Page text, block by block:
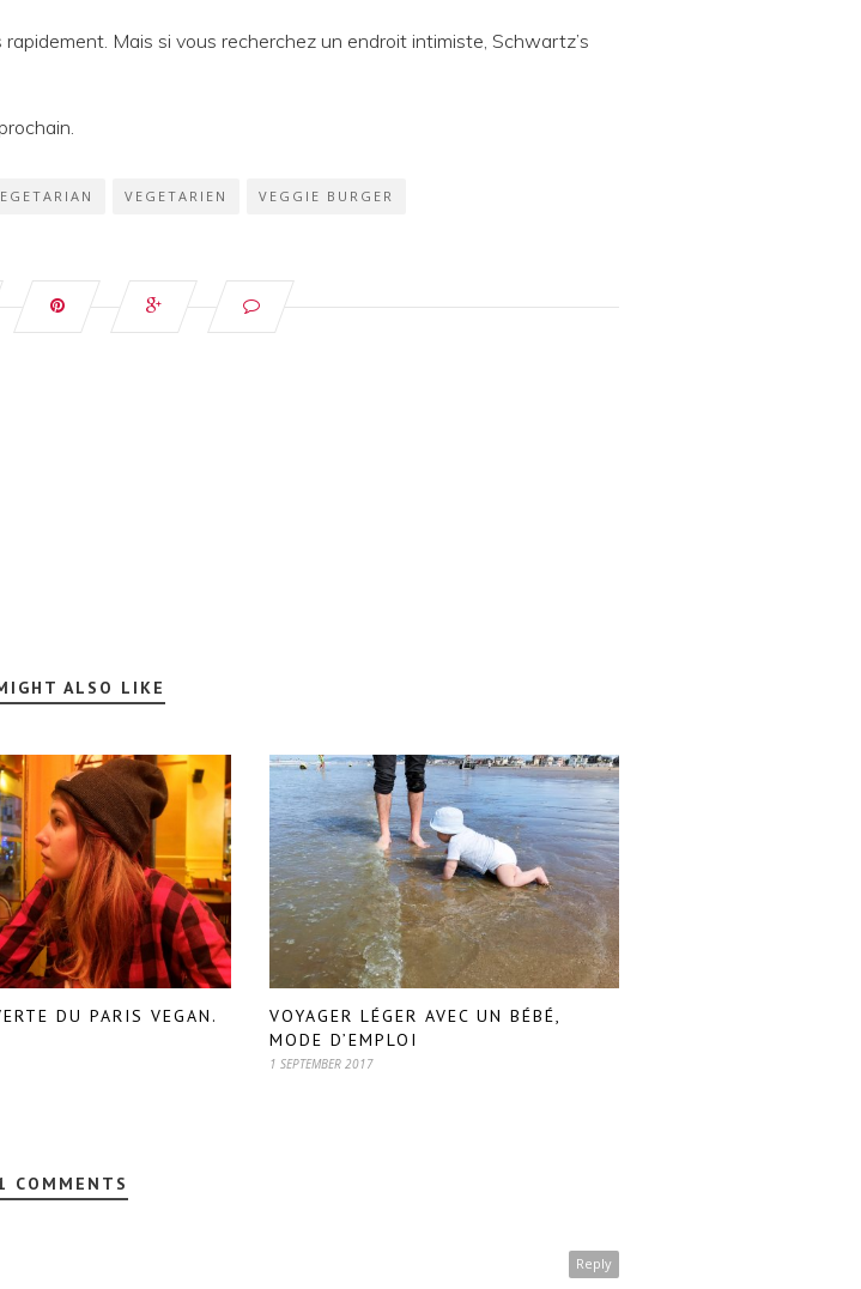
Mais si vous recherchez un endroit intimiste, Schwartz’s
VEGETARIEN VEGGIE BURGER
ALSO LIKE
DU PARIS VEGAN.
VOYAGER LÉGER AVEC UN BÉBÉ,
MODE D’EMPLOI
1 SEPTEMBER 2017
COMMENTS
Reply